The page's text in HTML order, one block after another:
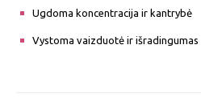
Ugdoma koncentracija ir kantrybė
Vystoma vaizduotė ir išradingumas